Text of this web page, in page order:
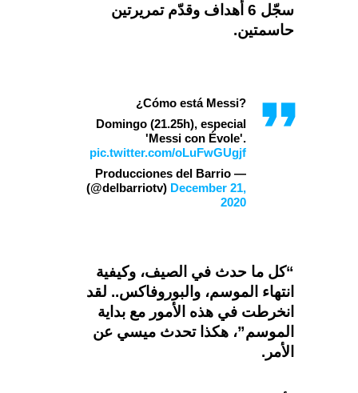
سجّل 6 أهداف وقدّم تمريرتين
حاسمتين.
¿Cómo está Messi?
Domingo (21.25h), especial
'Messi con Évole'.
pic.twitter.com/oLuFwGUgjf
— Producciones del Barrio
(@delbarriotv) December 21,
2020
“كل ما حدث في الصيف، وكيفية
انتهاء الموسم، والبوروفاكس.. لقد
انخرطت في هذه الأمور مع بداية
الموسم”، هكذا تحدث ميسي عن
الأمر.